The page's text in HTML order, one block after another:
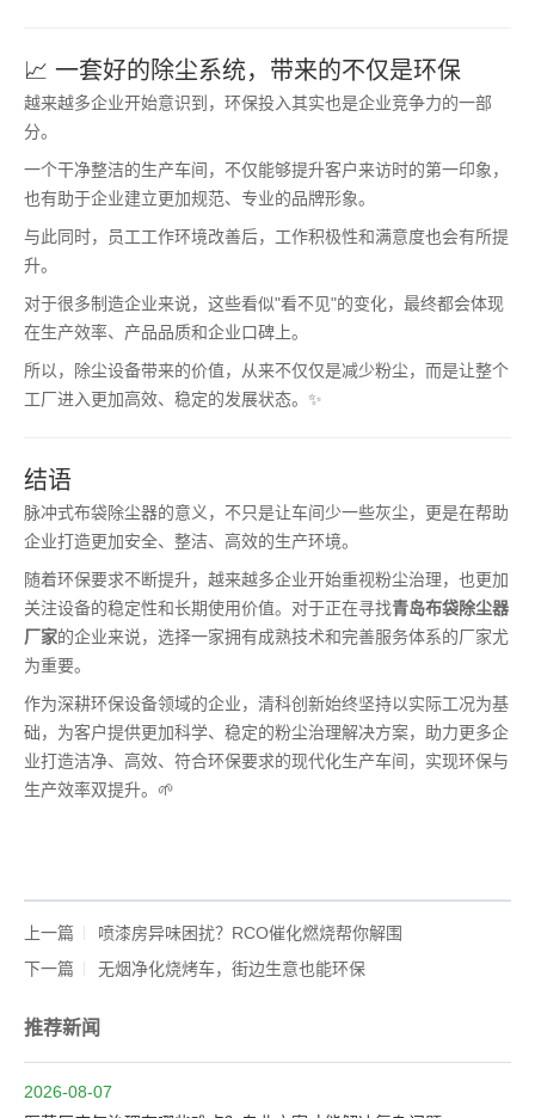
📈 一套好的除尘系统，带来的不仅是环保
越来越多企业开始意识到，环保投入其实也是企业竞争力的一部
分。
一个干净整洁的生产车间，不仅能够提升客户来访时的第一印象，
也有助于企业建立更加规范、专业的品牌形象。
与此同时，员工工作环境改善后，工作积极性和满意度也会有所提
升。
对于很多制造企业来说，这些看似"看不见"的变化，最终都会体现
在生产效率、产品品质和企业口碑上。
所以，除尘设备带来的价值，从来不仅仅是减少粉尘，而是让整个
工厂进入更加高效、稳定的发展状态。✨
结语
脉冲式布袋除尘器的意义，不只是让车间少一些灰尘，更是在帮助
企业打造更加安全、整洁、高效的生产环境。
随着环保要求不断提升，越来越多企业开始重视粉尘治理，也更加
关注设备的稳定性和长期使用价值。对于正在寻找青岛布袋除尘器
厂家的企业来说，选择一家拥有成熟技术和完善服务体系的厂家尤
为重要。
作为深耕环保设备领域的企业，清科创新始终坚持以实际工况为基
础，为客户提供更加科学、稳定的粉尘治理解决方案，助力更多企
业打造洁净、高效、符合环保要求的现代化生产车间，实现环保与
生产效率双提升。🌱
上一篇
喷漆房异味困扰？RCO催化燃烧帮你解围
下一篇
无烟净化烧烤车，街边生意也能环保
推荐新闻
2026-08-07